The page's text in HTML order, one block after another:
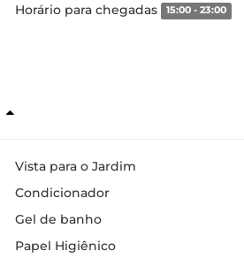
Horário para chegadas 15:00 - 23:00
Vista para o Jardim
Condicionador
Gel de banho
Papel Higiênico